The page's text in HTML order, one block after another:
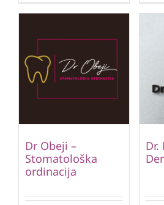
Dr Obeji –
Stomatološka
ordinacija
Dr.